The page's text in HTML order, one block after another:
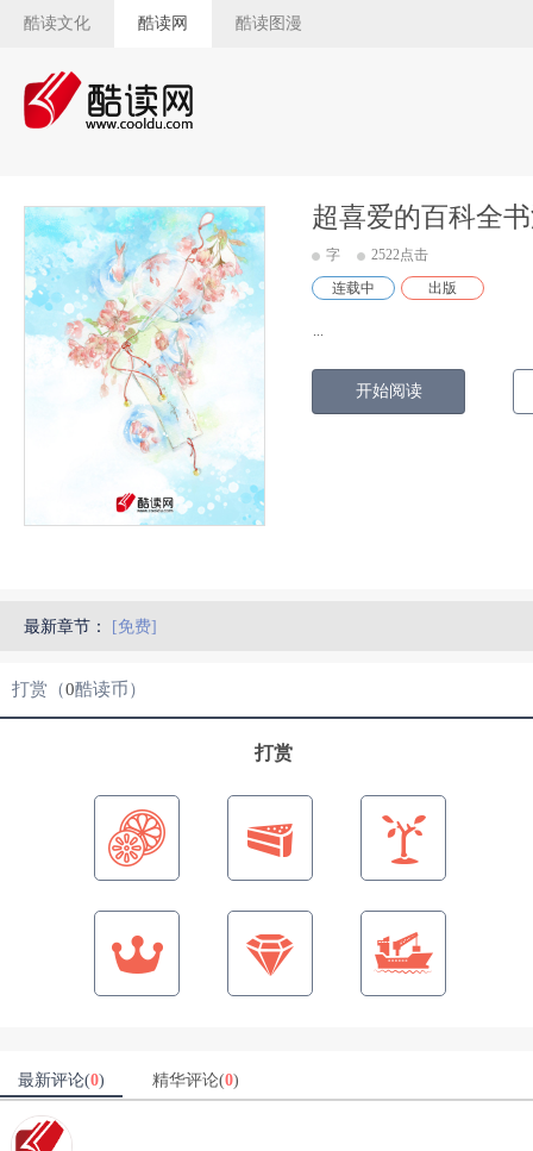
酷读文化 酷读网 酷读图漫
超喜爱的百科全
字
2522点击
连载中
出版
...
开始阅读
最新章节： [免费]
打赏（0酷读币）
打赏
最新评论(0) 精华评论(0)